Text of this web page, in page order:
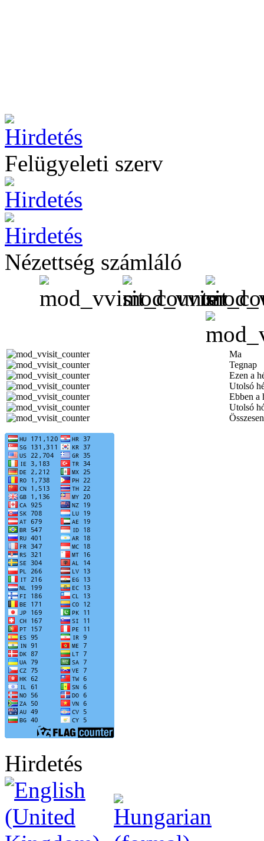
Felügyeleti szerv
Nézettség számláló
Ma
Tegnap
Ezen a
Utolsó
Ebben a
Utolsó
Összesen
Hirdetés